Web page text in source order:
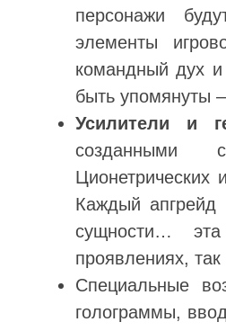
персонажи
элементы
командный дух и
быть упомянуты
Усилители и
созданными
Ционетрических
Каждый
сущности…
проявлениях,
Специальные
голограммы,